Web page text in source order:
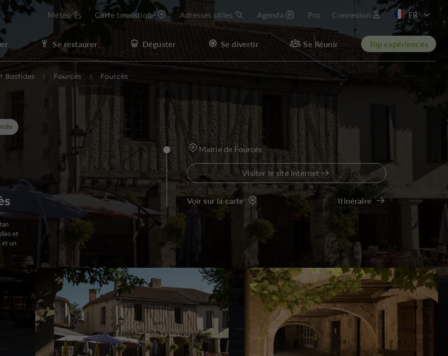
Météo Carte touristique Adresses utiles Agenda Pro Connexion
EN
Se restaurer Déguster Se divertir Se Réunir Top expériences
Bastides Fourcès Fourcès
et
et un
Mairie de Fourcès
Visiter le site Internet
Voir sur la carte Itinéraire